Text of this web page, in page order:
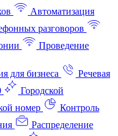
Автоматизация
разговоров
Проведение
для бизнеса
Речевая
Городской
номер
Контроль
Распределение